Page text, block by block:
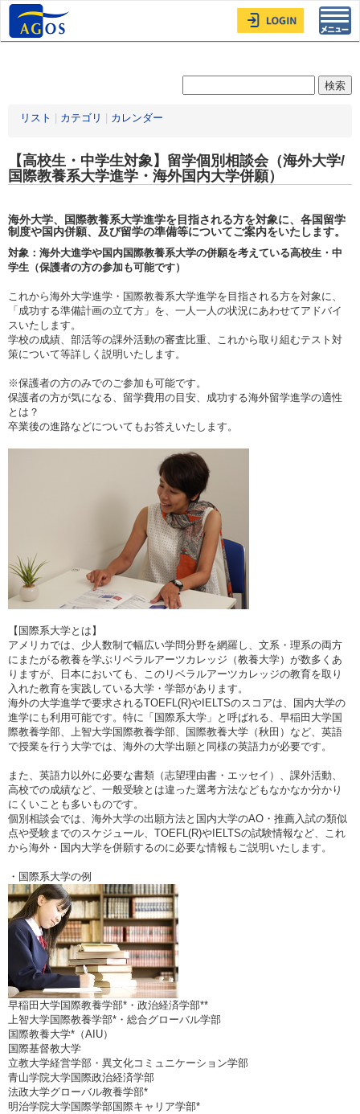
リスト カテゴリ カレンダー
【高校生・中学生対象】留学個別相談会（海外大学/
国際教養系大学進学・海外国内大学併願）
海外大学、国際教養系大学進学を目指される方を対象に、各国留学
制度や国内併願、及び留学の準備等についてご案内をいたします。
対象：海外大進学や国内国際教養系大学の併願を考えている高校生・中
学生（保護者の方の参加も可能です）
これから海外大学進学・国際教養系大学進学を目指される方を対象に、
「成功する準備計画の立て方」を、一人一人の状況にあわせてアドバイ
スいたします。
学校の成績、部活等の課外活動の審査比重、これから取り組むテスト対
策について等詳しく説明いたします。
※保護者の方のみでのご参加も可能です。
保護者の方が気になる、留学費用の目安、成功する海外留学進学の適性
とは？
卒業後の進路などについてもお答えいたします。
【国際系大学とは】
アメリカでは、少人数制で幅広い学問分野を網羅し、文系・理系の両方
にまたがる教養を学ぶリベラルアーツカレッジ（教養大学）が数多くあ
りますが、日本においても、このリベラルアーツカレッジの教育を取り
入れた教育を実践している大学・学部があります。
海外の大学進学で要求されるTOEFL(R)やIELTSのスコアは、国内大学の
進学にも利用可能です。特に「国際系大学」と呼ばれる、早稲田大学国
際教養学部、上智大学国際教養学部、国際教養大学（秋田）など、英語
で授業を行う大学では、海外の大学出願と同様の英語力が必要です。
また、英語力以外に必要な書類（志望理由書・エッセイ）、課外活動、
高校での成績など、一般受験とは違った選考方法などもなかなか分かり
にくいことも多いものです。
個別相談会では、海外大学の出願方法と国内大学のAO・推薦入試の類似
点や受験までのスケジュール、TOEFL(R)やIELTSの試験情報など、これ
から海外・国内大学を併願するのに必要な情報もご説明いたします。
・国際系大学の例
早稲田大学国際教養学部*・政治経済学部**
上智大学国際教養学部*・総合グローバル学部
国際教養大学*（AIU）
国際基督教大学
立教大学経営学部・異文化コミュニケーション学部
青山学院大学国際政治経済学部
法政大学グローバル教養学部*
明治学院大学国際学部国際キャリア学部*